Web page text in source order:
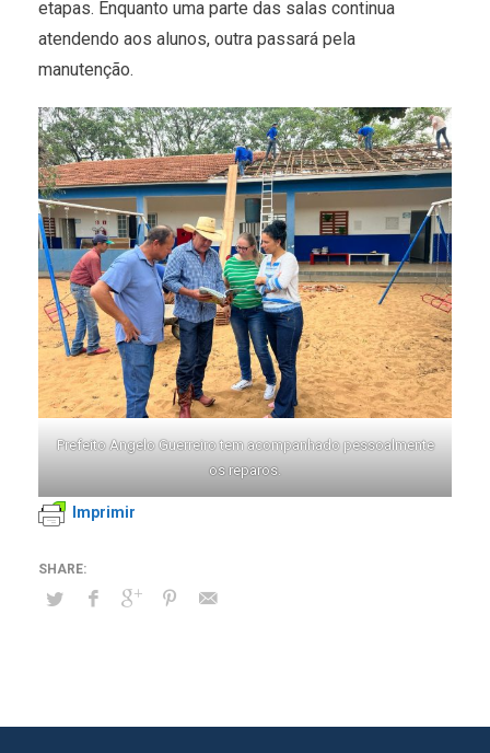
etapas. Enquanto uma parte das salas continua
atendendo aos alunos, outra passará pela
manutenção.
Prefeito Angelo Guerreiro tem acompanhado pessoalmente
os reparos.
Imprimir